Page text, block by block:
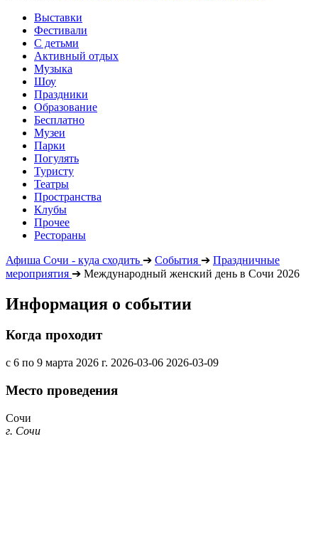
Выставки
Фестивали
С детьми
Активный отдых
Музыка
Шоу
Праздники
Образование
Бесплатно
Музеи
Парки
Погулять
Туристу
Театры
Пространства
Клубы
Прочее
Рестораны
Афиша Сочи - куда сходить ➔ События ➔ Праздничные
мероприятия ➔ Международный женский день в Сочи 2026
Информация о событии
Когда проходит
с 6 по 9 марта 2026 г. 2026-03-06 2026-03-09
Место проведения
Сочи
г. Сочи